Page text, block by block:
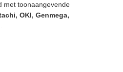
met toonaangevende
OKI, Genmega,